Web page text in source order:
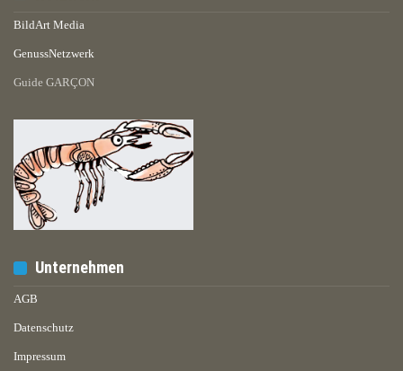
BildArt Media
GenussNetzwerk
Guide GARÇON
Unternehmen
AGB
Datenschutz
Impressum